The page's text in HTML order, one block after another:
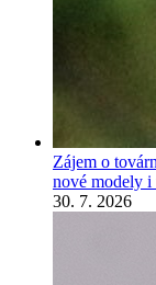
Zájem o
nové modely
30. 7. 2026